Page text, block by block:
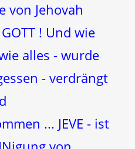
von Jehovah
! Und wie
alles - wurde
- verdrängt
... JEVE - ist